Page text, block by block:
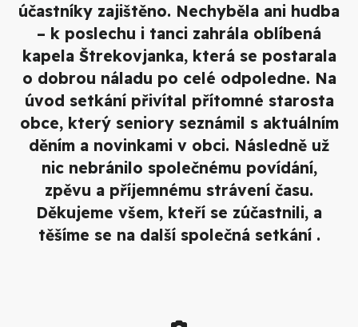
účastníky zajištěno. Nechyběla ani hudba
– k poslechu i tanci zahrála oblíbená
kapela Štrekovjanka, která se postarala
o dobrou náladu po celé odpoledne. Na
úvod setkání přivítal přítomné starosta
obce, který seniory seznámil s aktuálním
děním a novinkami v obci. Následně už
nic nebránilo společnému povídání,
zpěvu a příjemnému strávení času.
Děkujeme všem, kteří se zúčastnili, a
těšíme se na další společná setkání .